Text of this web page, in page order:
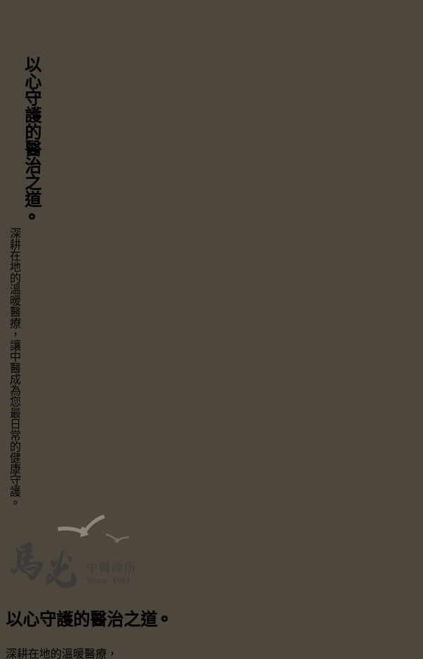
以心守護
的醫治之道
⚬
深耕在地的溫暖醫療，
讓中醫成為您最日常的健康守護。
以心守護的醫治之道 ⚬
深耕在地的溫暖醫療，